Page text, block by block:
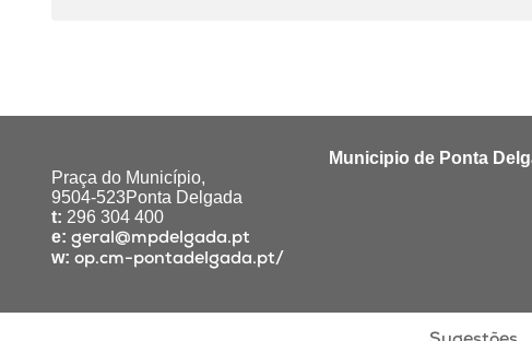
Municipio de Ponta
Praça do Município,
9504-523Ponta Delgada
t: 296 304 400
e: geral@mpdelgada.pt
w: op.cm-pontadelgada.pt/